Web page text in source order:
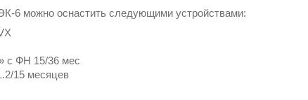
6 можно оснастить следующими устройствами:
с ФН 15/36 мес
15 месяцев